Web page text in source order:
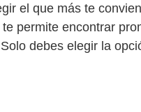
el que más te
permite encontrar
debes elegir la